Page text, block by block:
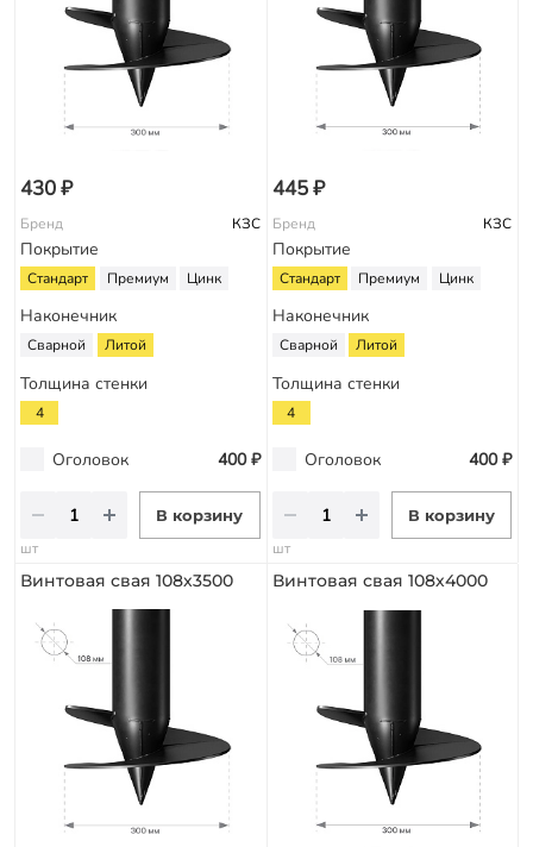
430 ₽
Бренд КЗС
Покрытие
Стандарт Премиум Цинк
Наконечник
Сварной Литой
Толщина стенки
4
Оголовок 400 ₽
В корзину
шт
445 ₽
Бренд КЗС
Покрытие
Стандарт Премиум Цинк
Наконечник
Сварной Литой
Толщина стенки
4
Оголовок 400 ₽
В корзину
шт
Винтовая свая 108х3500 Винтовая свая 108х4000